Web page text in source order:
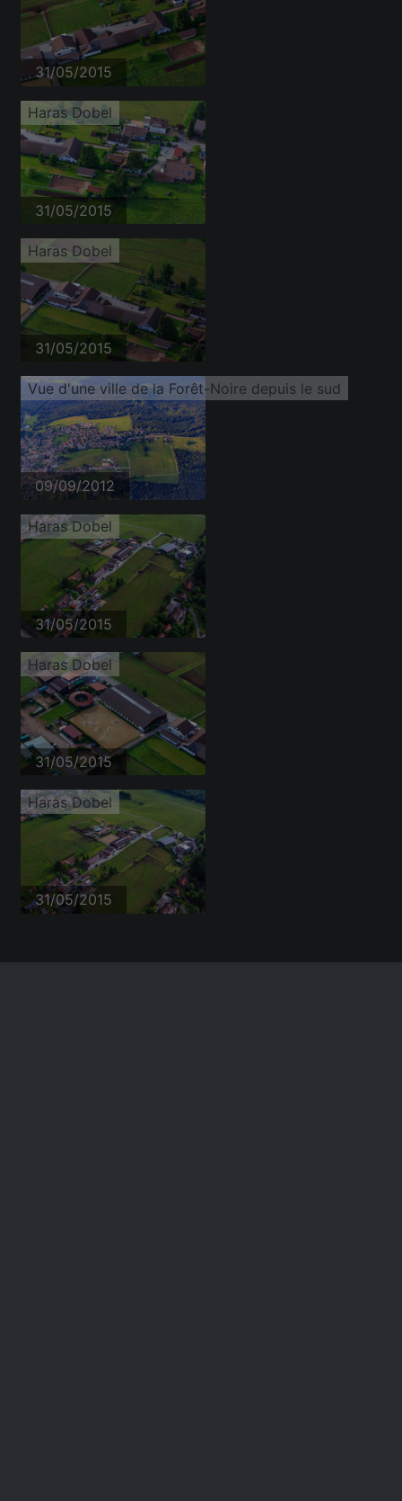
31/05/2015
Haras Dobel
31/05/2015
Haras Dobel
31/05/2015
Vue d'une ville de la Forêt-Noire depuis le sud
09/09/2012
Haras Dobel
31/05/2015
Haras Dobel
31/05/2015
Haras Dobel
31/05/2015